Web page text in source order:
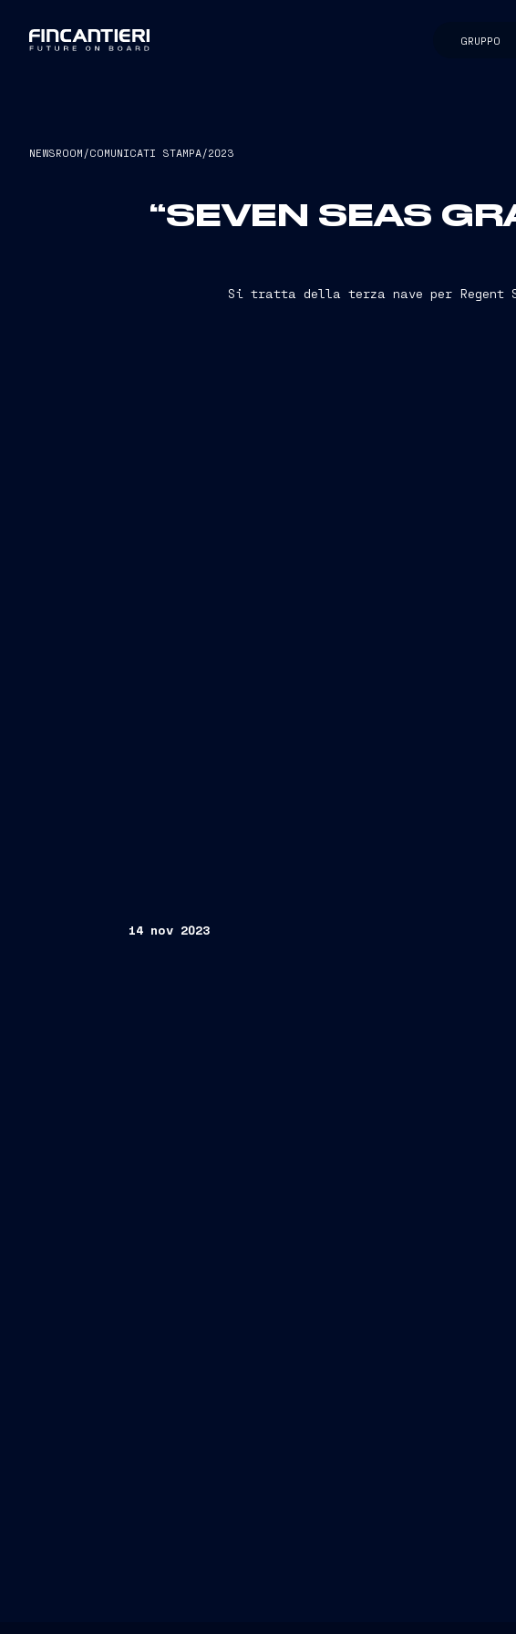
GRUPPO
NEWSROOM /COMUNICATI STAMPA/2023
“SEVEN SEAS
Si tratta della terza nave per Regent
14 nov 2023